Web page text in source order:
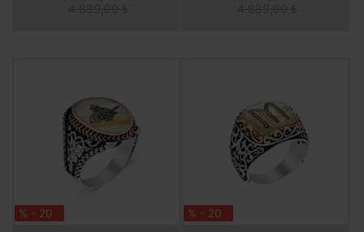
% - 20 % - 20